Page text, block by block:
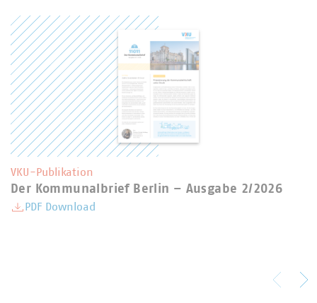
VKU-Publikation
Der Kommunalbrief Berlin – Ausgabe 2/2026
PDF Download